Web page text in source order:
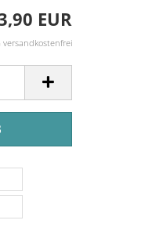
EUR
versandkostenfrei